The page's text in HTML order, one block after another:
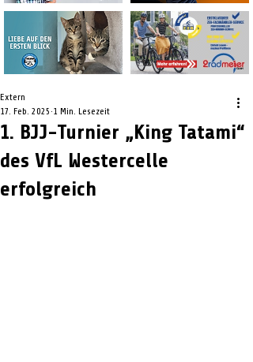
1. BJJ-Turnier „King Tatami“
des VfL Westercelle
erfolgreich
Extern
17. Feb. 2025 1 Min. Lesezeit